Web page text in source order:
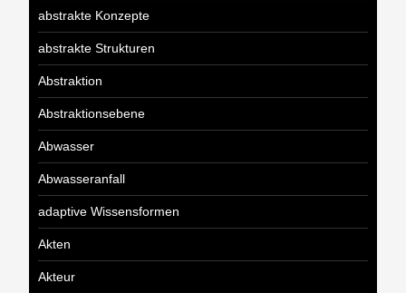
abstrakte Konzepte
abstrakte Strukturen
Abstraktion
Abstraktionsebene
Abwasser
Abwasseranfall
adaptive Wissensformen
Akten
Akteur